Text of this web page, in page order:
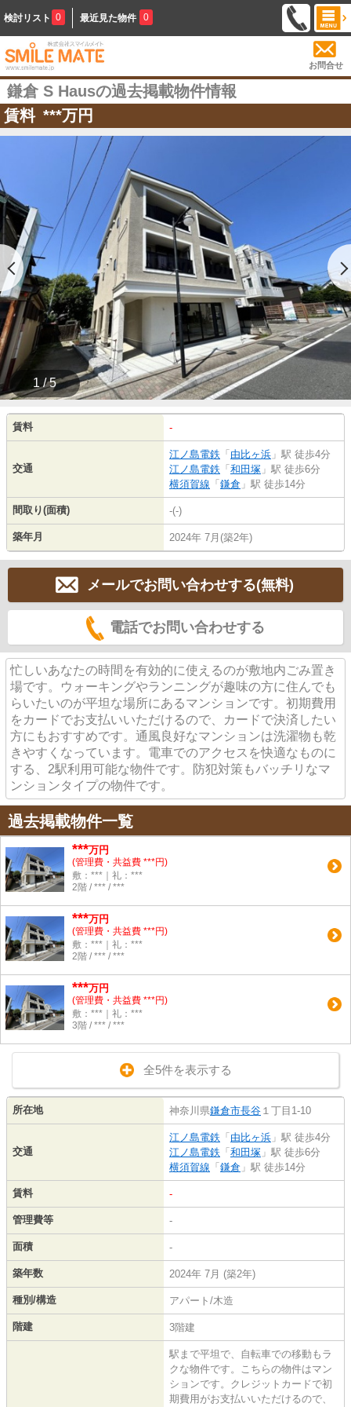
検討リスト 0 最近見た物件 0
お問合せ
鎌倉 S Hausの過去掲載物件情報
賃料 ***万円
1 / 5
賃料 -
交通
江ノ島電鉄 「 由比ヶ浜 」駅 徒歩4分
江ノ島電鉄 「 和田塚 」駅 徒歩6分
横須賀線 「 鎌倉 」駅 徒歩14分
間取り(面積) -(-)
築年月 2024年 7月(築2年)
メールでお問い合わせする(無料)
電話でお問い合わせする
忙しいあなたの時間を有効的に使えるのが敷地内ごみ置き
場です。ウォーキングやランニングが趣味の方に住んでも
らいたいのが平坦な場所にあるマンションです。初期費用
をカードでお支払いいただけるので、カードで決済したい
方にもおすすめです。通風良好なマンションは洗濯物も乾
きやすくなっています。電車でのアクセスを快適なものに
する、2駅利用可能な物件です。防犯対策もバッチリなマ
ンションタイプの物件です。
過去掲載物件一覧
***万円
(管理費・共益費 ***円)
敷：***｜礼：***
2階 / *** / ***
***万円
(管理費・共益費 ***円)
敷：***｜礼：***
2階 / *** / ***
***万円
(管理費・共益費 ***円)
敷：***｜礼：***
3階 / *** / ***
全5件を表示する
所在地 神奈川県鎌倉市長谷 １丁目1-10
交通
江ノ島電鉄 「 由比ヶ浜 」駅 徒歩4分
江ノ島電鉄 「 和田塚 」駅 徒歩6分
横須賀線 「 鎌倉 」駅 徒歩14分
賃料 -
管理費等 -
面積 -
築年数 2024年 7月 (築2年)
種別/構造 アパート/木造
階建 3階建
駅まで平坦で、自転車での移動もラ
クな物件です。こちらの物件はマン
ションです。クレジットカードで初
期費用がお支払いいただけるので、